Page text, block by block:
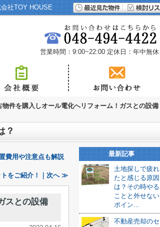
社TOY HOUSE
営業時間：9:00~22:00 定休日：年中無休
物件を購入しオール電化へリフォーム！ガスとの設備
？
費用や注意点も解説
トをご紹介！｜次へ ≫
スとの設備
最新記事
土地探しで疲れ
たと感じる原因
は？その時やる
ことと外せない
ポイン...
不動産売却のセ